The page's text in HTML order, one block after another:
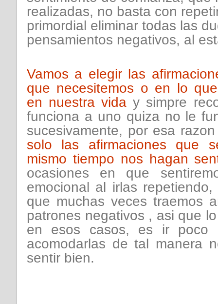
realizadas, no basta con
primordial eliminar todas las
pensamientos negativos, al
Vamos a elegir las
que necesitemos o en lo
en nuestra vida y simpre
funciona a uno quiza no le
sucesivamente, por esa
solo las afirmaciones que
mismo tiempo nos hagan
ocasiones en que
emocional al irlas
que muchas veces traemos
patrones negativos , asi que
en esos casos, es ir poco
acomodarlas de tal manera
sentir bien.